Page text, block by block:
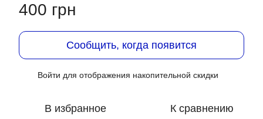
400 грн
Сообщить, когда появится
Войти для отображения накопительной скидки
В избранное К сравнению